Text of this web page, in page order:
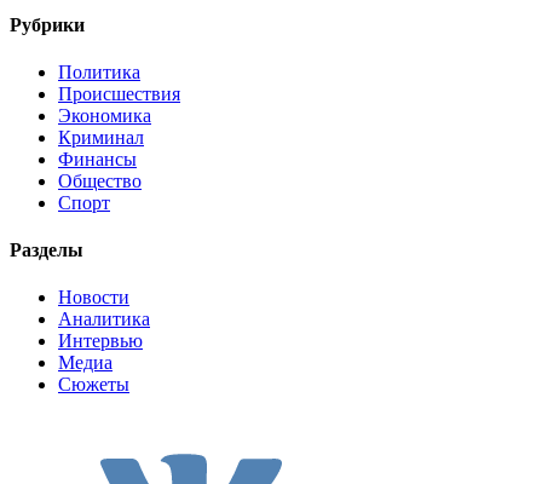
Рубрики
Политика
Происшествия
Экономика
Криминал
Финансы
Общество
Спорт
Разделы
Новости
Аналитика
Интервью
Медиа
Сюжеты